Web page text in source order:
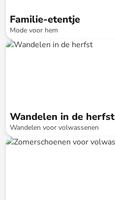
Familie-etentje
Mode voor hem
tot-75%*
Wandelen in de herfst
Wandelen voor volwassenen
tot-72%*